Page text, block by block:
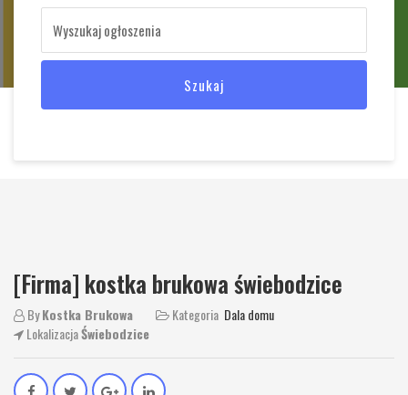
Szukaj
[Firma] kostka brukowa świebodzice
ByKostka Brukowa Kategoria Dala domu
LokalizacjaŚwiebodzice